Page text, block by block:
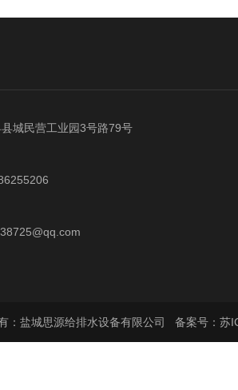
城民营工业园3号路79号
：盐城思源给排水设备有限公司 备案号：苏